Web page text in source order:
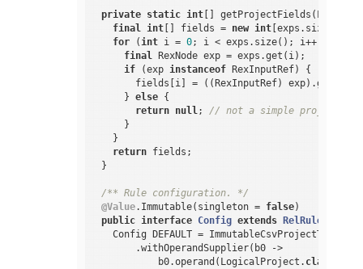
private static int[]
final int[] fields = new int[exps.size()];
for (int i = 0; i < exps.size(); i++) {
final RexNode exp = exps.get(i);
if (exp instanceof RexInputRef) {
fields[i] = ((RexInputRef)
      }
else {
return null; // not a simple projection
      }
    }
return fields;
  }
/** Rule configuration. */
@Value.Immutable(singleton = false)
public interface Config extends RelRule
Config DEFAULT =
        .withOperandSupplier(b0 ->
            b0.operand(LogicalProject
. class